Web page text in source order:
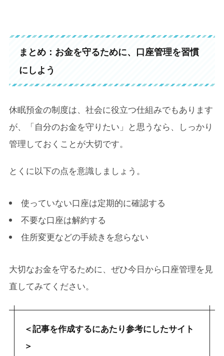
まとめ：お金を守るために、口座管理を習慣
にしよう
休眠預金の制度は、社会に役立つ仕組みでもあります
が、「自分のお金を守りたい」と思うなら、しっかり
管理しておくことが大切です。
とくに以下の点を意識しましょう。
使っていない口座は定期的に確認する
不要な口座は解約する
住所変更などの手続きを怠らない
大切なお金を守るために、ぜひ今日から口座管理を見
直してみてください。
＜記事を作成するにあたり参考にしたサイト
＞